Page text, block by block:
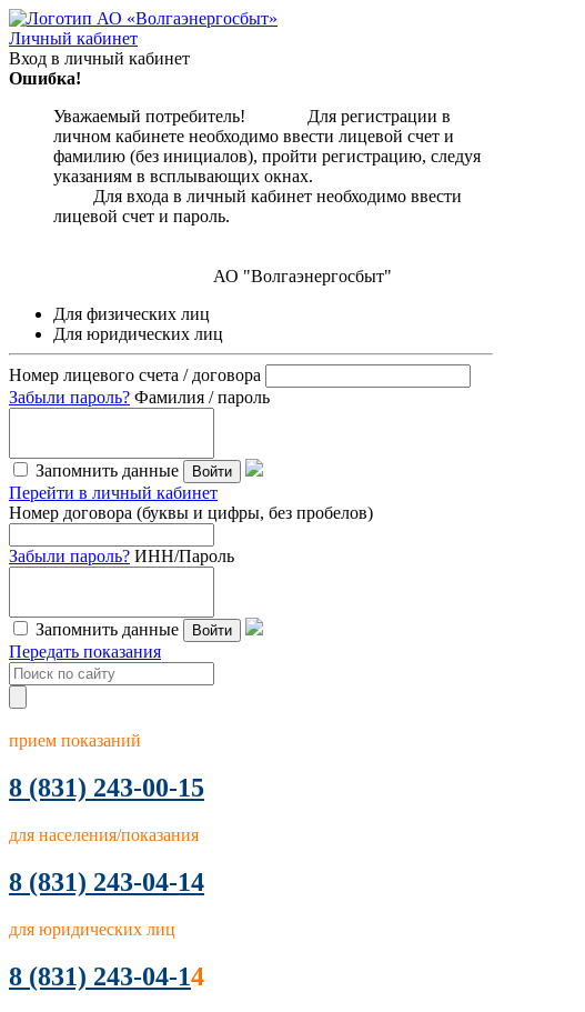
Личный кабинет
Вход в личный кабинет
Ошибка!
Уважаемый потребитель! Для регистрации в
личном кабинете необходимо ввести лицевой счет и
фамилию (без инициалов), пройти регистрацию, следуя
указаниям в всплывающих окнах.
Для входа в личный кабинет необходимо ввести
лицевой счет и пароль.
АО "Волгаэнергосбыт"
Для физических лиц
Для юридических лиц
Номер лицевого счета / договора
Забыли пароль? Фамилия / пароль
Запомнить данные Войти
Перейти в личный кабинет
Номер договора (буквы и цифры, без пробелов)
Забыли пароль? ИНН/Пароль
Запомнить данные Войти
Передать показания
прием показаний
8 (831) 243-00-15
для населения/показания
8 (831) 243-04-14
для юридических лиц
8 (831) 243-04-14